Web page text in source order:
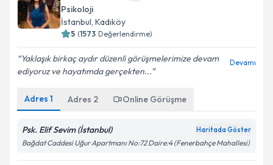
Psikoloji
İstanbul, Kadıköy
5 (1573 Değerlendirme)
Yaklaşık birkaç aydır düzenli görüşmelerimize devam
ediyoruz ve hayatımda gerçekten...
Devamı
Adres 1 Adres 2 Online Görüşme
Psk. Elif Sevim (İstanbul) Haritada Göster
Bağdat Caddesi Uğur Apartmanı No:72 Daire:4 (Fenerbahçe Mahallesi)